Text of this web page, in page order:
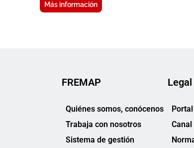
Más información
FREMAP
Quiénes somos, conócenos
Trabaja con nosotros
Sistema de gestión
Legal